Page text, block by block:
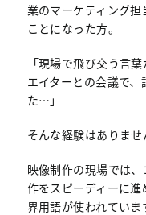
業のマーケティング
ことになった方。
「現場で飛び交う言
エイターとの会議で
た…」
そんな経験はありませ
映像制作の現場では
作をスピーディーに
界用語が使われてい